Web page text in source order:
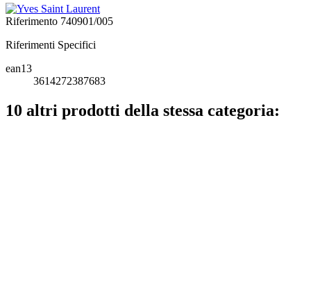
Riferimento 740901/005
Riferimenti Specifici
ean13
3614272387683
10 altri prodotti della stessa categoria: